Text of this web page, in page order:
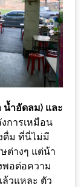
น้ำอัดลม) และ
การเหมือน
ดื่ม ที่นี่ไม่มี
ต่างๆ แต่น้า
พอต่อความ
วแหละ ตัว